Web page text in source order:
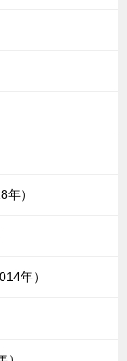
）
年）